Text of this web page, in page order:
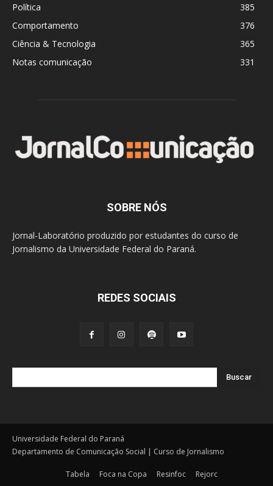
Política
385
Comportamento
376
Ciência & Tecnologia
365
Notas comunicação
331
SOBRE NÓS
Jornal-Laboratório produzido por estudantes do curso de
Jornalismo da Universidade Federal do Paraná.
REDES SOCIAIS
Buscar
Universidade Federal do Paraná
Departamento de Comunicação Social | Curso de Jornalismo
Tabela Foca na Copa Resinfoc Rejorc